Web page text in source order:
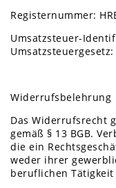
Registernummer:
Umsatzsteuer-
Umsatzsteuergesetz:
Widerrufsbelehrung
Das Widerrufsrecht
gemäß § 13 BGB.
die ein
weder ihrer
beruflichen